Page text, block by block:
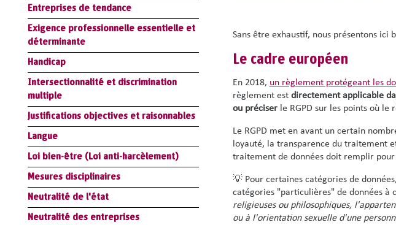
Entreprises de tendance
Exigence professionnelle essentielle et
déterminante
Handicap
Intersectionnalité et discrimination
multiple
Justifications objectives et raisonnables
Langue
Loi bien-être (Loi anti-harcèlement)
Mesures disciplinaires
Neutralité de l'état
Neutralité des entreprises
Sans être exhaustif, nous présentons
Le cadre européen
En 2018, un règlement protégeant les
règlement est directement applicable
ou préciserle RGPD sur les points où le
Le RGPD met en avant un certain
loyauté, la transparence du traitement
traitement de données doit remplir
💡 Pour certaines catégories de
catégories "particulières" de données à
religieuses ou philosophiques,
ou à l'orientation sexuelle d'une